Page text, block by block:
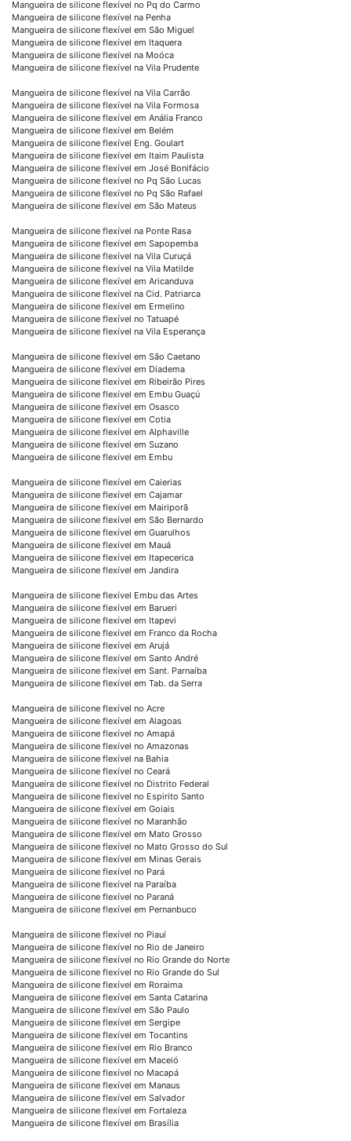
Mangueira de silicone flexível no Pq do Carmo
Mangueira de silicone flexível na Penha
Mangueira de silicone flexível em São Miguel
Mangueira de silicone flexível em Itaquera
Mangueira de silicone flexível na Moóca
Mangueira de silicone flexível na Vila Prudente
Mangueira de silicone flexível na Vila Carrão
Mangueira de silicone flexível na Vila Formosa
Mangueira de silicone flexível em Anália Franco
Mangueira de silicone flexível em Belém
Mangueira de silicone flexível Eng. Goulart
Mangueira de silicone flexível em Itaim Paulista
Mangueira de silicone flexível em José Bonifácio
Mangueira de silicone flexível no Pq São Lucas
Mangueira de silicone flexível no Pq São Rafael
Mangueira de silicone flexível em São Mateus
Mangueira de silicone flexível na Ponte Rasa
Mangueira de silicone flexível em Sapopemba
Mangueira de silicone flexível na Vila Curuçá
Mangueira de silicone flexível na Vila Matilde
Mangueira de silicone flexível em Aricanduva
Mangueira de silicone flexível na Cid. Patriarca
Mangueira de silicone flexível em Ermelino
Mangueira de silicone flexível no Tatuapé
Mangueira de silicone flexível na Vila Esperança
Mangueira de silicone flexível em São Caetano
Mangueira de silicone flexível em Diadema
Mangueira de silicone flexível em Ribeirão Pires
Mangueira de silicone flexível em Embu Guaçú
Mangueira de silicone flexível em Osasco
Mangueira de silicone flexível em Cotia
Mangueira de silicone flexível em Alphaville
Mangueira de silicone flexível em Suzano
Mangueira de silicone flexível em Embu
Mangueira de silicone flexível em Caierias
Mangueira de silicone flexível em Cajamar
Mangueira de silicone flexível em Mairiporã
Mangueira de silicone flexível em São Bernardo
Mangueira de silicone flexível em Guarulhos
Mangueira de silicone flexível em Mauá
Mangueira de silicone flexível em Itapecerica
Mangueira de silicone flexível em Jandira
Mangueira de silicone flexível Embu das Artes
Mangueira de silicone flexível em Barueri
Mangueira de silicone flexível em Itapevi
Mangueira de silicone flexível em Franco da Rocha
Mangueira de silicone flexível em Arujá
Mangueira de silicone flexível em Santo André
Mangueira de silicone flexível em Sant. Parnaíba
Mangueira de silicone flexível em Tab. da Serra
Mangueira de silicone flexível no Acre
Mangueira de silicone flexível em Alagoas
Mangueira de silicone flexível no Amapá
Mangueira de silicone flexível no Amazonas
Mangueira de silicone flexível na Bahia
Mangueira de silicone flexível no Ceará
Mangueira de silicone flexível no Distrito Federal
Mangueira de silicone flexível no Espirito Santo
Mangueira de silicone flexível em Goiais
Mangueira de silicone flexível no Maranhão
Mangueira de silicone flexível em Mato Grosso
Mangueira de silicone flexível no Mato Grosso do Sul
Mangueira de silicone flexível em Minas Gerais
Mangueira de silicone flexível no Pará
Mangueira de silicone flexível na Paraíba
Mangueira de silicone flexível no Paraná
Mangueira de silicone flexível em Pernanbuco
Mangueira de silicone flexível no Piauí
Mangueira de silicone flexível no Rio de Janeiro
Mangueira de silicone flexível no Rio Grande do Norte
Mangueira de silicone flexível no Rio Grande do Sul
Mangueira de silicone flexível em Roraima
Mangueira de silicone flexível em Santa Catarina
Mangueira de silicone flexível em São Paulo
Mangueira de silicone flexível em Sergipe
Mangueira de silicone flexível em Tocantins
Mangueira de silicone flexível em Rio Branco
Mangueira de silicone flexível em Maceió
Mangueira de silicone flexível no Macapá
Mangueira de silicone flexível em Manaus
Mangueira de silicone flexível em Salvador
Mangueira de silicone flexível em Fortaleza
Mangueira de silicone flexível em Brasília